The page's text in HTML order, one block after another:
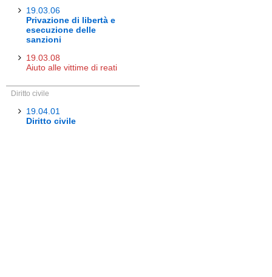
19.03.06
Privazione di libertà e
esecuzione delle
sanzioni
19.03.08
Aiuto alle vittime di reati
Diritto civile
19.04.01
Diritto civile